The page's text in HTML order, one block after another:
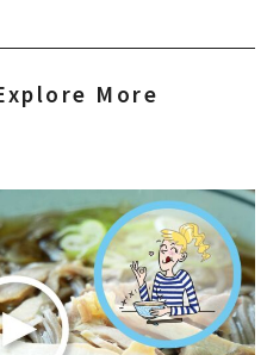
More